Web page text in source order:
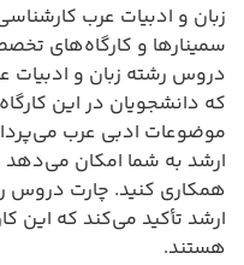
زبان و ادبیات عرب
سمینارها و کارگاه‌های
دروس رشته زبان و
که دانشجویان در این
موضوعات ادبی عرب
ارشد به شما امکان می‌دهد
همکاری کنید. چارت دروس
ارشد تأکید می‌کند که این
هستند.